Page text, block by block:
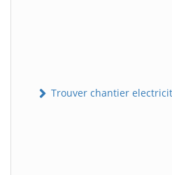
Trouver chantier